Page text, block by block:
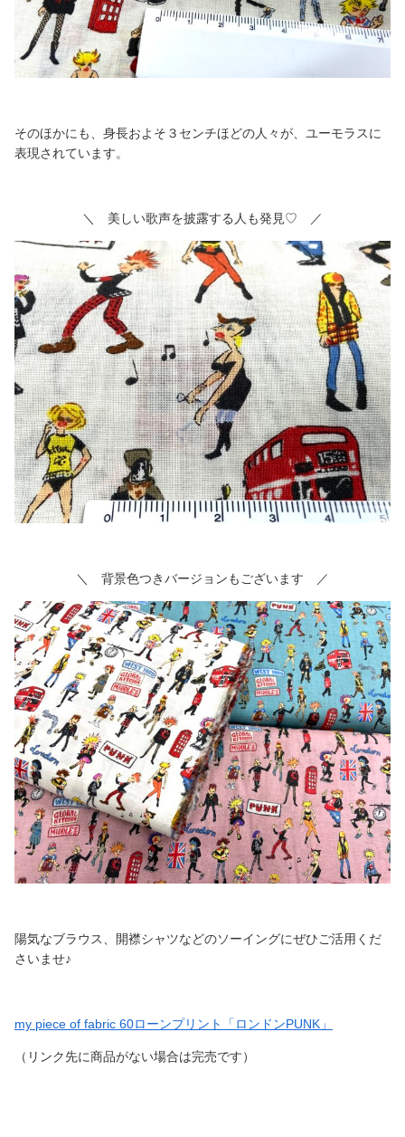
そのほかにも、身長およそ３センチほどの人々が、ユーモラスに
表現されています。
＼ 美しい歌声を披露する人も発見♡ ／
＼ 背景色つきバージョンもございます ／
陽気なブラウス、開襟シャツなどのソーイングにぜひご活用くだ
さいませ♪
my piece of fabric 60ローンプリント「ロンドンPUNK」
（リンク先に商品がない場合は完売です）